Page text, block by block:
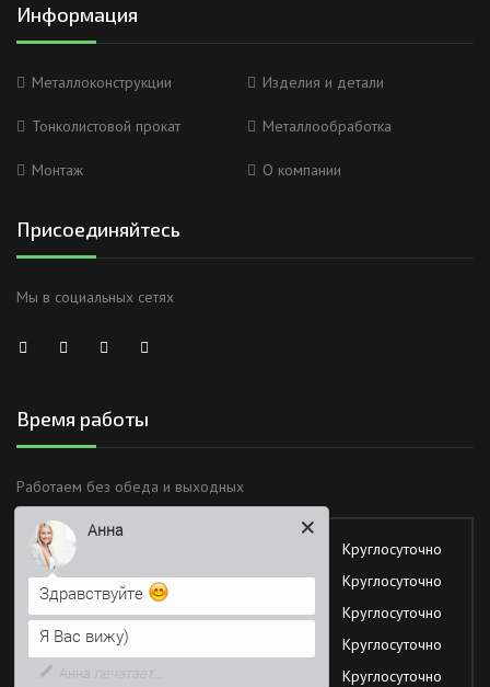
Информация
Металлоконструкции Изделия и детали
Тонколистовой прокат Металлообработка
Монтаж О компании
Присоединяйтесь
Мы в социальных сетях
Время работы
Работаем без обеда и выходных
Понедельник
Круглосуточно
Вторник
Круглосуточно
Среда
Круглосуточно
Четверг
Круглосуточно
Пятница
Круглосуточно
Здравствуйте
Я Вас вижу)
Напишите сюда свой вопрос.
Возможно, его решение будет
быстрее